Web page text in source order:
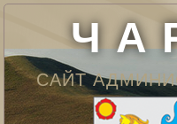
Ч А
САЙТ